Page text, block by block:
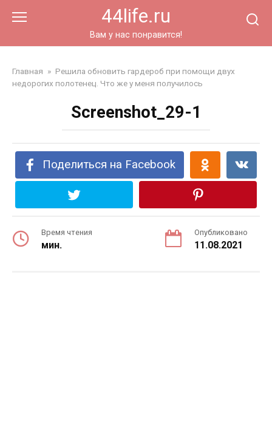
44life.ru
Вам у нас понравится!
Главная » Решила обновить гардероб при помощи двух
недорогих полотенец. Что же у меня получилось
Screenshot_29-1
Поделиться на Facebook
Время чтения
мин.
Опубликовано
11.08.2021